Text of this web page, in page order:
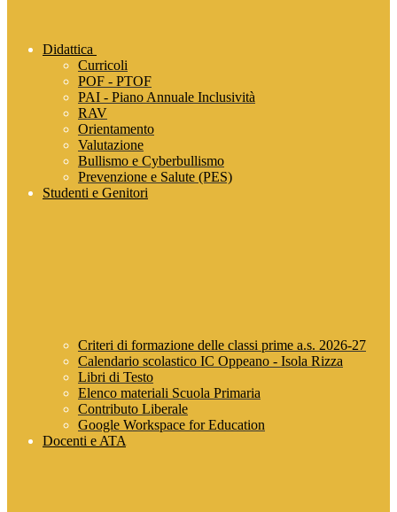
Didattica
Curricoli
POF - PTOF
PAI - Piano Annuale Inclusività
RAV
Orientamento
Valutazione
Bullismo e Cyberbullismo
Prevenzione e Salute (PES)
Studenti e Genitori
Criteri di formazione delle classi prime a.s. 2026-27
Calendario scolastico IC Oppeano - Isola Rizza
Libri di Testo
Elenco materiali Scuola Primaria
Contributo Liberale
Google Workspace for Education
Docenti e ATA